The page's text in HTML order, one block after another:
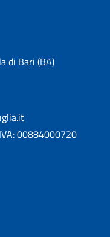
di Bari (BA)
00884000720